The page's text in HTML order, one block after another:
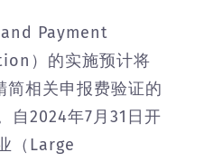
Payment
）的实施预计将
简相关申报费验证的
自2024年7月31日开
（Large